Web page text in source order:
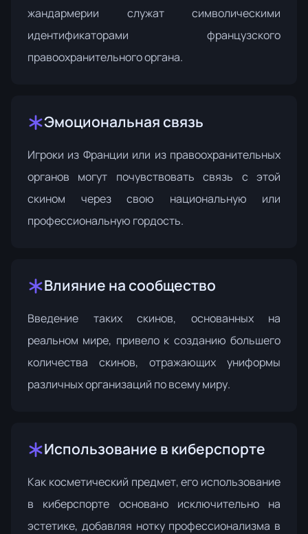
жандармерии служат символическими
идентификаторами французского
правоохранительного органа.
Эмоциональная связь
Игроки из Франции или из правоохранительных
органов могут почувствовать связь с этой
скином через свою национальную или
профессиональную гордость.
Влияние на сообщество
Введение таких скинов, основанных на
реальном мире, привело к созданию большего
количества скинов, отражающих униформы
различных организаций по всему миру.
Использование в киберспорте
Как косметический предмет, его использование
в киберспорте основано исключительно на
эстетике, добавляя нотку профессионализма в